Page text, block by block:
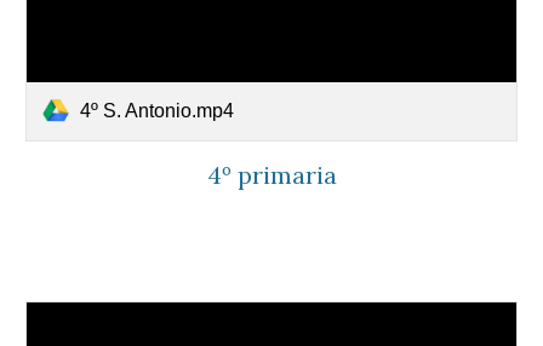
4º S. Antonio.mp4
4º primaria